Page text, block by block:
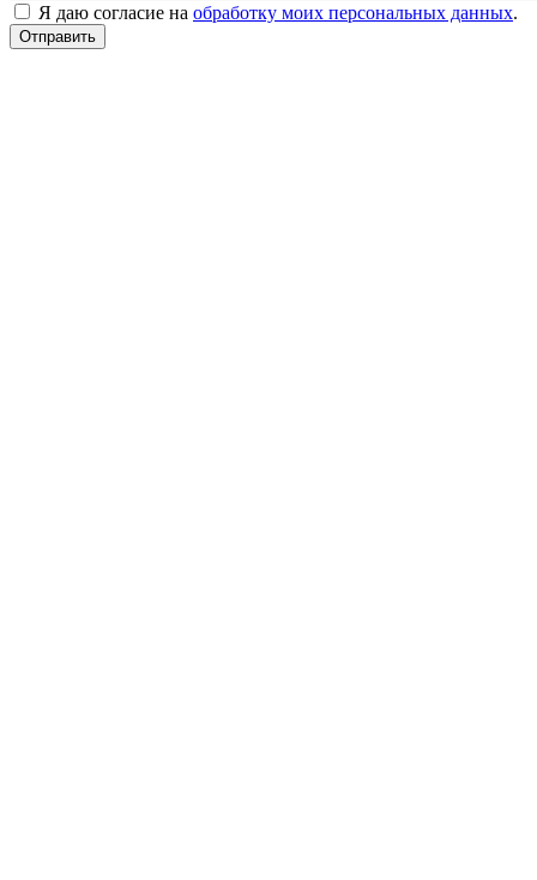
Я даю согласие на обработку моих персональных данных.
Отправить